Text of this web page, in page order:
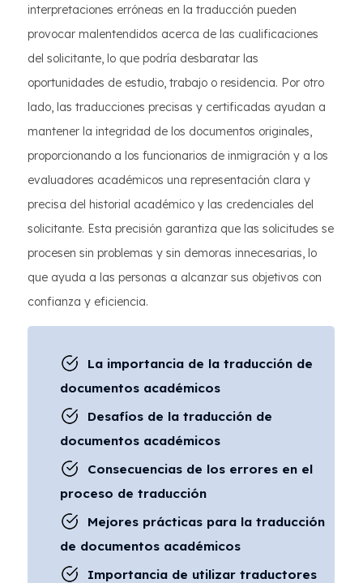
interpretaciones erróneas en la traducción pueden
provocar malentendidos acerca de las cualificaciones
del solicitante, lo que podría desbaratar las
oportunidades de estudio, trabajo o residencia. Por otro
lado, las traducciones precisas y certificadas ayudan a
mantener la integridad de los documentos originales,
proporcionando a los funcionarios de inmigración y a los
evaluadores académicos una representación clara y
precisa del historial académico y las credenciales del
solicitante. Esta precisión garantiza que las solicitudes se
procesen sin problemas y sin demoras innecesarias, lo
que ayuda a las personas a alcanzar sus objetivos con
confianza y eficiencia.
La importancia de la traducción de
documentos académicos
Desafíos de la traducción de
documentos académicos
Consecuencias de los errores en el
proceso de traducción
Mejores prácticas para la traducción
de documentos académicos
Importancia de utilizar traductores